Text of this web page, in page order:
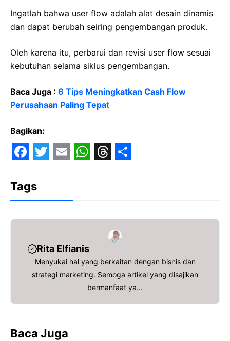
Ingatlah bahwa user flow adalah alat desain dinamis
dan dapat berubah seiring pengembangan produk.
Oleh karena itu, perbarui dan revisi user flow sesuai
kebutuhan selama siklus pengembangan.
Baca Juga : 6 Tips Meningkatkan Cash Flow
Perusahaan Paling Tepat
Bagikan:
a
c
e
w
i
t
e
r
a
i
t
A
p
p
e
s
r
e
Tags
Rita Elfianis
Menyukai hal yang berkaitan dengan bisnis dan
strategi marketing. Semoga artikel yang disajikan
bermanfaat ya...
Baca Juga